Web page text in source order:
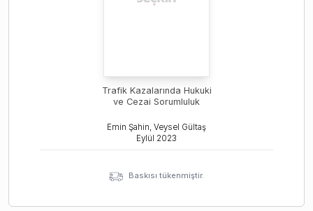
Trafik Kazalarında Hukuki
ve Cezai Sorumluluk
Emin Şahin, Veysel Gültaş
Eylül 2023
Baskısı tükenmiştir.